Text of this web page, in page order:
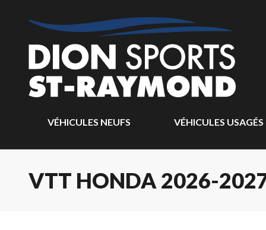
VÉHICULES NEUFS VÉHICULES USAGÉS
VTT HONDA 2026-